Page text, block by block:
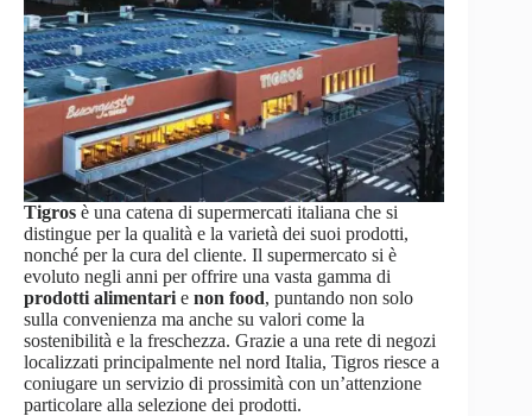
Tigros è una catena di supermercati italiana che si
distingue per la qualità e la varietà dei suoi prodotti,
nonché per la cura del cliente. Il supermercato si è
evoluto negli anni per offrire una vasta gamma di
prodotti alimentari e non food, puntando non solo
sulla convenienza ma anche su valori come la
sostenibilità e la freschezza. Grazie a una rete di negozi
localizzati principalmente nel nord Italia, Tigros riesce a
coniugare un servizio di prossimità con un’attenzione
particolare alla selezione dei prodotti.